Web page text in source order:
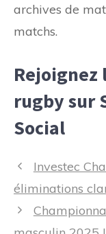
archives de
matchs.
Rejoignez
rugby sur
Social
Navigation
des
Investec
éliminations